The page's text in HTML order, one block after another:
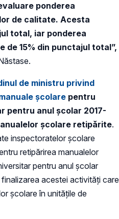
ponderea
de calitate. Acesta
total, iar ponderea
de 15% din punctajul total”,
de ministru privind
școlare pentru
pentru anul școlar 2017-
școlare retipărite.
inspectoratelor școlare
retipărirea manualelor
pentru anul școlar
acestei activități care
școlare în unitățile de